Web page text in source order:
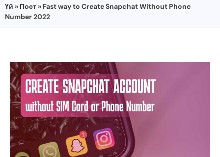
Үй » Пост » Fast way to Create Snapchat Without Phone
Number 2022